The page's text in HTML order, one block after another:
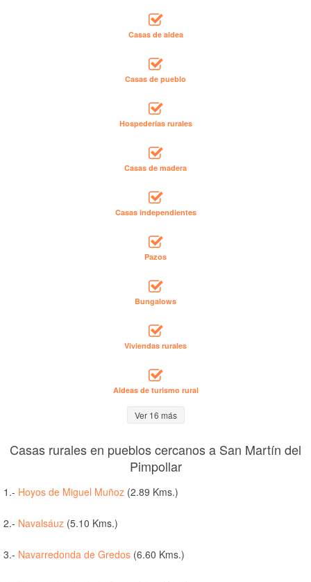
Casas de aldea
Casas de pueblo
Hospederías rurales
Casas de madera
Casas independientes
Pazos
Bungalows
Viviendas rurales
Aldeas de turismo rural
Ver 16 más
Casas rurales en pueblos cercanos a San Martín del
Pimpollar
1.- Hoyos de Miguel Muñoz (2.89 Kms.)
2.- Navalsáuz (5.10 Kms.)
3.- Navarredonda de Gredos (6.60 Kms.)